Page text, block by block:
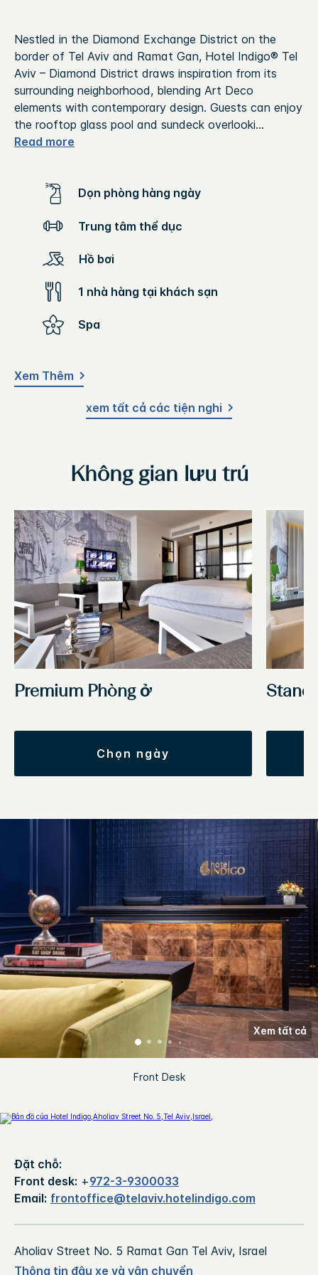
Nestled in the Diamond Exchange District on the
border of Tel Aviv and Ramat Gan, Hotel Indigo® Tel
Aviv – Diamond District draws inspiration from its
surrounding neighborhood, blending Art Deco
elements with contemporary design. Guests can enjoy
the rooftop glass pool and sundeck overlooki...
Read more
Dọn phòng hàng ngày
Trung tâm thể dục
Hồ bơi
1 nhà hàng tại khách sạn
Spa
Xem Thêm
xem tất cả các tiện nghi
Không gian lưu trú
Premium Phòng ở
chọn ngày
Front Desk
Xem tất cả
Đặt chỗ:
Front desk: +972-3-9300033
Email: frontoffice@telaviv.hotelindigo.com
Aholiav Street No. 5 Ramat Gan Tel Aviv, Israel
Thông tin đậu xe và vận chuyển